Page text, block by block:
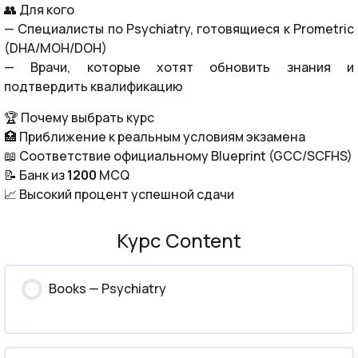
👥 Для кого
— Специалисты по Psychiatry, готовящиеся к Prometric
(DHA/MOH/DOH)
— Врачи, которые хотят обновить знания и
подтвердить квалификацию
🏆 Почему выбрать курс
🏥 Приближение к реальным условиям экзамена
📖 Соответствие официальному Blueprint (GCC/SCFHS)
📝 Банк из1200 MCQ
📈 Высокий процент успешной сдачи
Курс Content
Books — Psychiatry